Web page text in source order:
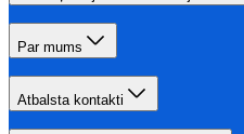
Par mums
Atbalsta kontakti